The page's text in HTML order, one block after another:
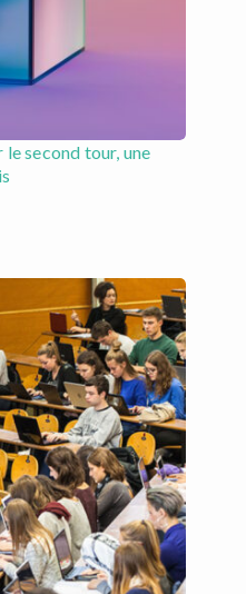
second tour, une